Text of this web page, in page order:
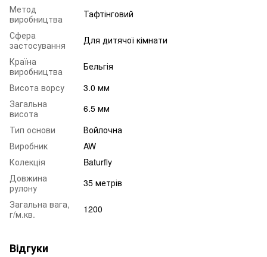
Метод
виробництва
Тафтінговий
Сфера
застосування
Для дитячої кімнати
Країна
виробництва
Бельгія
Висота ворсу
3.0 мм
Загальна
висота
6.5 мм
Тип основи
Войлочна
Виробник
AW
Колекція
Baturfly
Довжина
рулону
35 метрів
Загальна вага,
г/м.кв.
1200
Відгуки